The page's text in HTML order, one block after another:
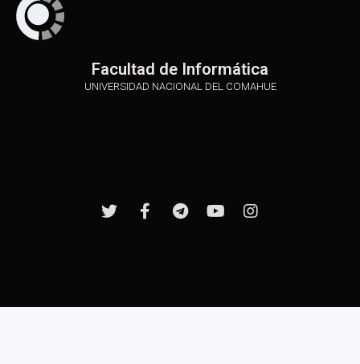
Facultad de Informática
UNIVERSIDAD NACIONAL DEL COMAHUE